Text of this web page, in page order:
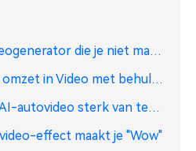
Beste AI-autovideogenerator die je niet mag missen
Hoe u autofoto's omzet in Video met behulp van de Filmora Image-to-Video-functie
Hoe maak je een AI-autovideo sterk van tekst in seconden
effect maakt je "Wow"